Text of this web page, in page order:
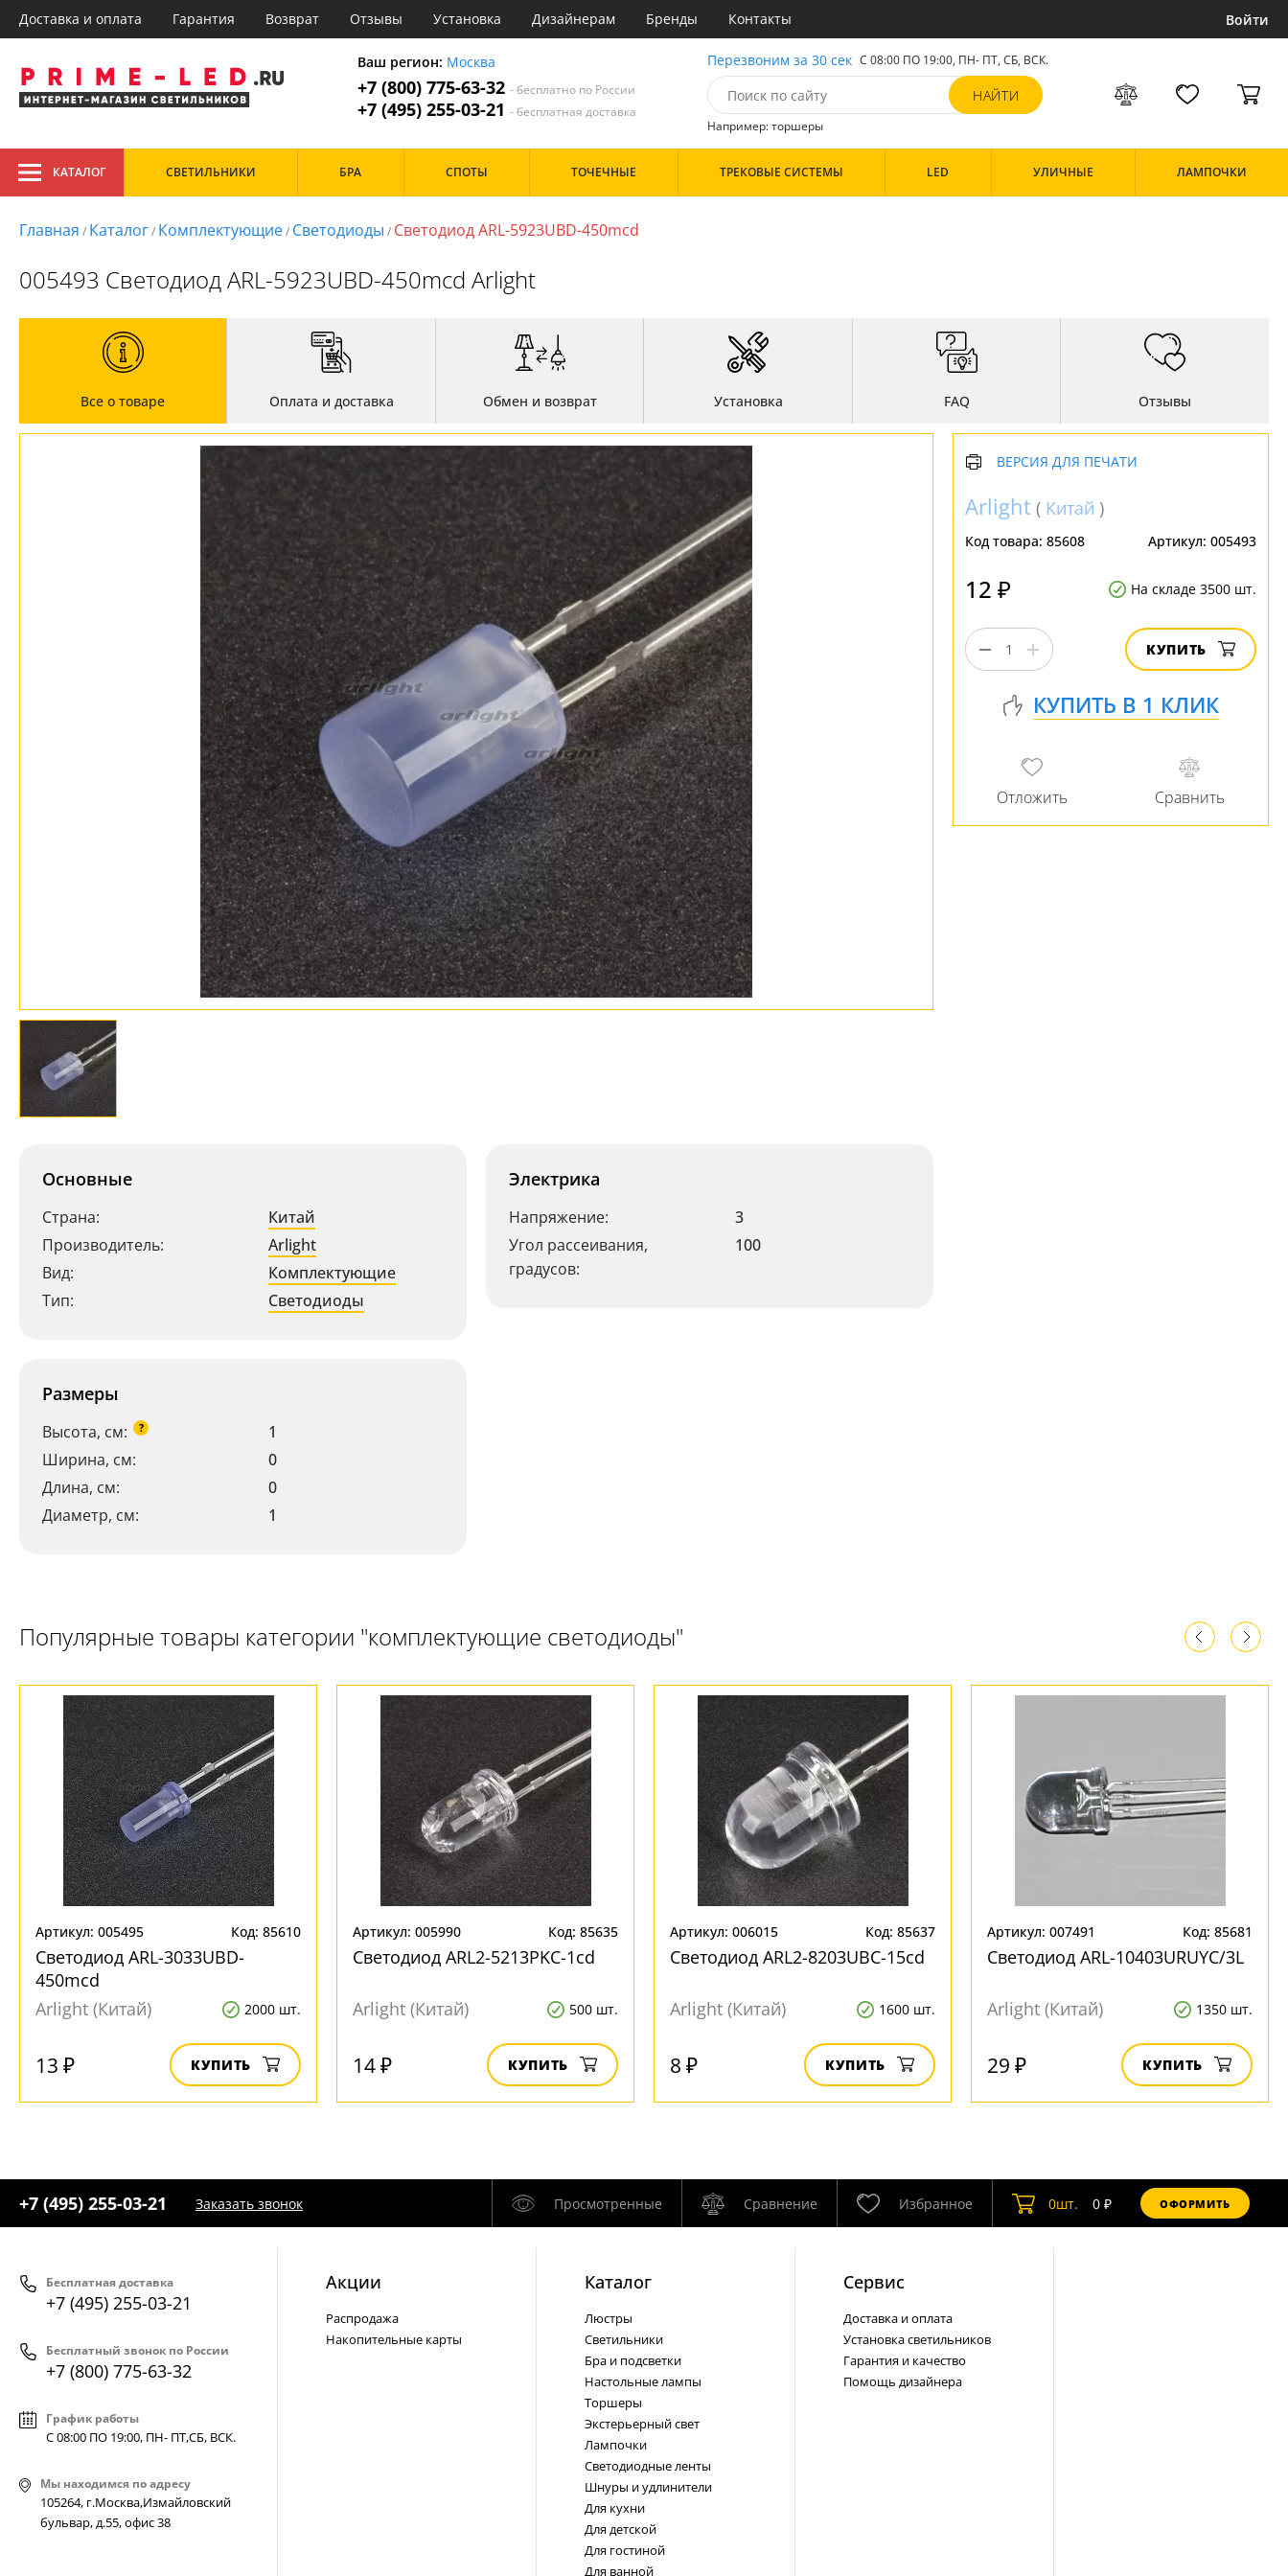
Доставка и оплата Гарантия Возврат Отзывы Установка Дизайнерам Бренды Контакты Войти
Ваш регион: Москва
+7 (800) 775-63-32 - бесплатно по России
+7 (495) 255-03-21 - бесплатная доставка
Перезвоним за 30 сек С 08:00 ПО 19:00, ПН- ПТ,СБ, ВСК.
Например: торшеры
1. Потолочные
3. Точечные
4. Споты
5. Лампочки
7. Трековые системы
Доставка и оплата
Отзывы
Установка
+7 (800) 775-63-32- бесплатно по России
+7 (495) 255-03-21- бесплатная доставка
1. Потолочные
Все товары категории
Стиль
Современный
Магазин
КАТАЛОГ СВЕТИЛЬНИКИ БРА СПОТЫ ТОЧЕЧНЫЕ ТРЕКОВЫЕ СИСТЕМЫ LED УЛИЧНЫЕ ЛАМПОЧКИ
Главная / Каталог/ Комплектующие/ Светодиоды / Светодиод ARL-5923UBD-450mcd
005493 Светодиод ARL-5923UBD-450mcd Arlight
Все о товаре Оплата и доставка Обмен и возврат Установка FAQ Отзывы
Основные
Страна:
Китай
Производитель:
Arlight
Вид:
Комплектующие
Тип:
Светодиоды
Электрика
Напряжение:
3
Угол рассеивания,
градусов:
100
Размеры
Высота, см: ?
1
Ширина, см:
0
Длина, см:
0
Диаметр, см:
1
ВЕРСИЯ ДЛЯ ПЕЧАТИ
Arlight ( Китай )
Код товара: 85608 Артикул: 005493
12 ₽ На складе 3500 шт.
КУПИТЬ
Популярные товары категории "комплектующие светодиоды"
Артикул: 005495 Код: 85610
Светодиод ARL-3033UBD-
450mcd
Arlight (Китай)
2000 шт.
13 ₽ КУПИТЬ
Артикул: 005990 Код: 85635
Светодиод ARL2-5213PKC-1cd
Arlight (Китай) 500 шт.
14 ₽ КУПИТЬ
Артикул: 006015 Код: 85637
Светодиод ARL2-8203UBC-15cd
Arlight (Китай) 1600 шт.
8 ₽ КУПИТЬ
Артикул: 007491 Код: 85681
Светодиод ARL-10403URUYC/3L
Arlight (Китай) 1350 шт.
29 ₽ КУПИТЬ
+7 (495) 255-03-21 Заказать звонок Просмотренные Сравнение Избранное 0шт. 0₽ ОФОРМИТЬ
Бесплатная доставка
+7 (495) 255-03-21
Бесплатный звонок по России
+7 (800) 775-63-32
График работы
С 08:00 ПО 19:00, ПН- ПТ,СБ, ВСК.
Мы находимся по адресу
105264, г.Москва,Измайловский
бульвар, д.55, офис 38
Акции
Распродажа
Накопительные карты
Каталог
Люстры
Светильники
Бра и подсветки
Настольные лампы
Торшеры
Экстерьерный свет
Лампочки
Светодиодные ленты
Шнуры и удлинители
Для кухни
Для детской
Для гостиной
Для ванной
Сервис
Доставка и оплата
Установка светильников
Гарантия и качество
Помощь дизайнера